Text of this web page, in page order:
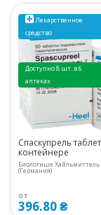
Лекарственное
средство
Доступно 8 шт. в 6
аптеках
Спаскупрель
контейнере
Биологише Хайльмиттель
(Германия)
от
396.80 ₴